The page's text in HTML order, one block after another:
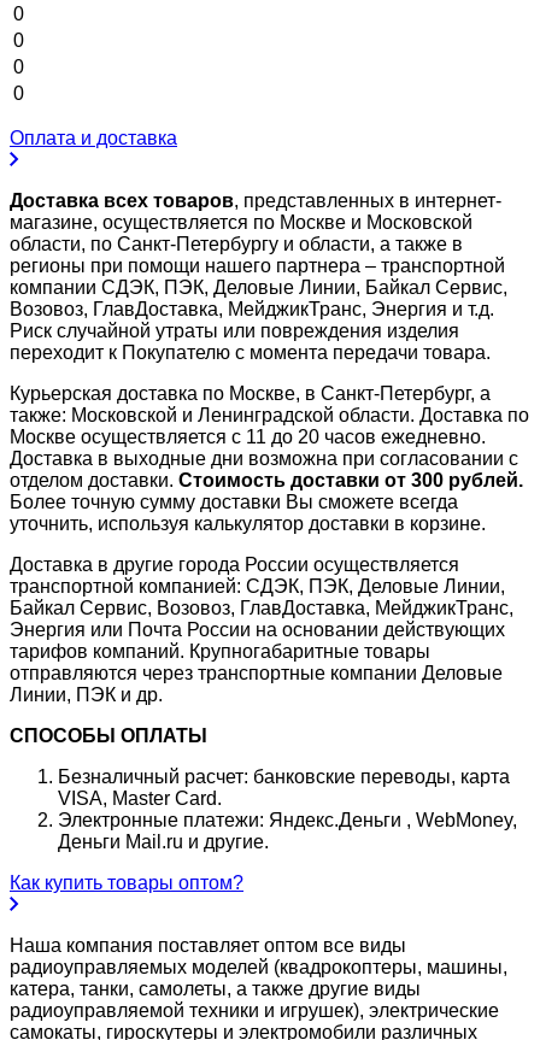
0
0
0
0
Оплата и доставка
Доставка всех товаров, представленных в интернет-
магазине, осуществляется по Москве и Московской
области, по Санкт-Петербургу и области, а также в
регионы при помощи нашего партнера – транспортной
компании СДЭК, ПЭК, Деловые Линии, Байкал Сервис,
Возовоз, ГлавДоставка, МейджикТранс, Энергия и т.д.
Риск случайной утраты или повреждения изделия
переходит к Покупателю с момента передачи товара.
Курьерская доставка по Москве, в Санкт-Петербург, а
также: Московской и Ленинградской области. Доставка по
Москве осуществляется с 11 до 20 часов ежедневно.
Доставка в выходные дни возможна при согласовании с
отделом доставки. Стоимость доставки от 300 рублей.
Более точную сумму доставки Вы сможете всегда
уточнить, используя калькулятор доставки в корзине.
Доставка в другие города России осуществляется
транспортной компанией: СДЭК, ПЭК, Деловые Линии,
Байкал Сервис, Возовоз, ГлавДоставка, МейджикТранс,
Энергия или Почта России на основании действующих
тарифов компаний. Крупногабаритные товары
отправляются через транспортные компании Деловые
Линии, ПЭК и др.
СПОСОБЫ ОПЛАТЫ
Безналичный расчет: банковские переводы, карта
VISA, Master Card.
Электронные платежи: Яндекс.Деньги , WebMoney,
Деньги Mail.ru и другие.
Как купить товары оптом?
Наша компания поставляет оптом все виды
радиоуправляемых моделей (квадрокоптеры, машины,
катера, танки, самолеты, а также другие виды
радиоуправляемой техники и игрушек), электрические
самокаты, гироскутеры и электромобили различных